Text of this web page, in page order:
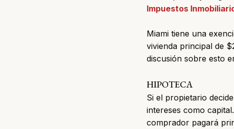
Impuestos
Miami tiene una
vivienda principal de
discusión sobre esto
HIPOTECA
Si el propietario
intereses como
comprador pagará